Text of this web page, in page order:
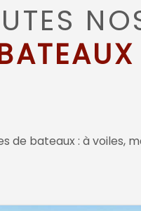
de bateaux : à voiles,